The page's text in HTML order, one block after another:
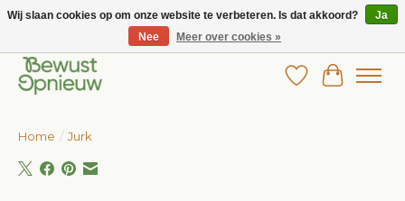
Wij bieden het grootste aanbod in betaalbare kinderkleding!
Verlanglijst
Home / Jurk
Wij slaan cookies op om onze website te verbeteren. Is dat akkoord?
Ja
Nee
Meer over cookies »